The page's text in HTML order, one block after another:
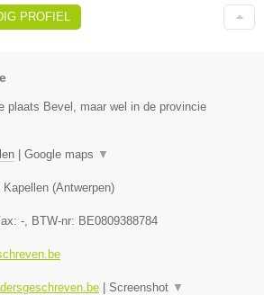
PROFIEL
plaats Bevel, maar wel in de provincie
| Google maps ▼
Kapellen (Antwerpen)
- , BTW-nr: BE0809388784
| Screenshot ▼